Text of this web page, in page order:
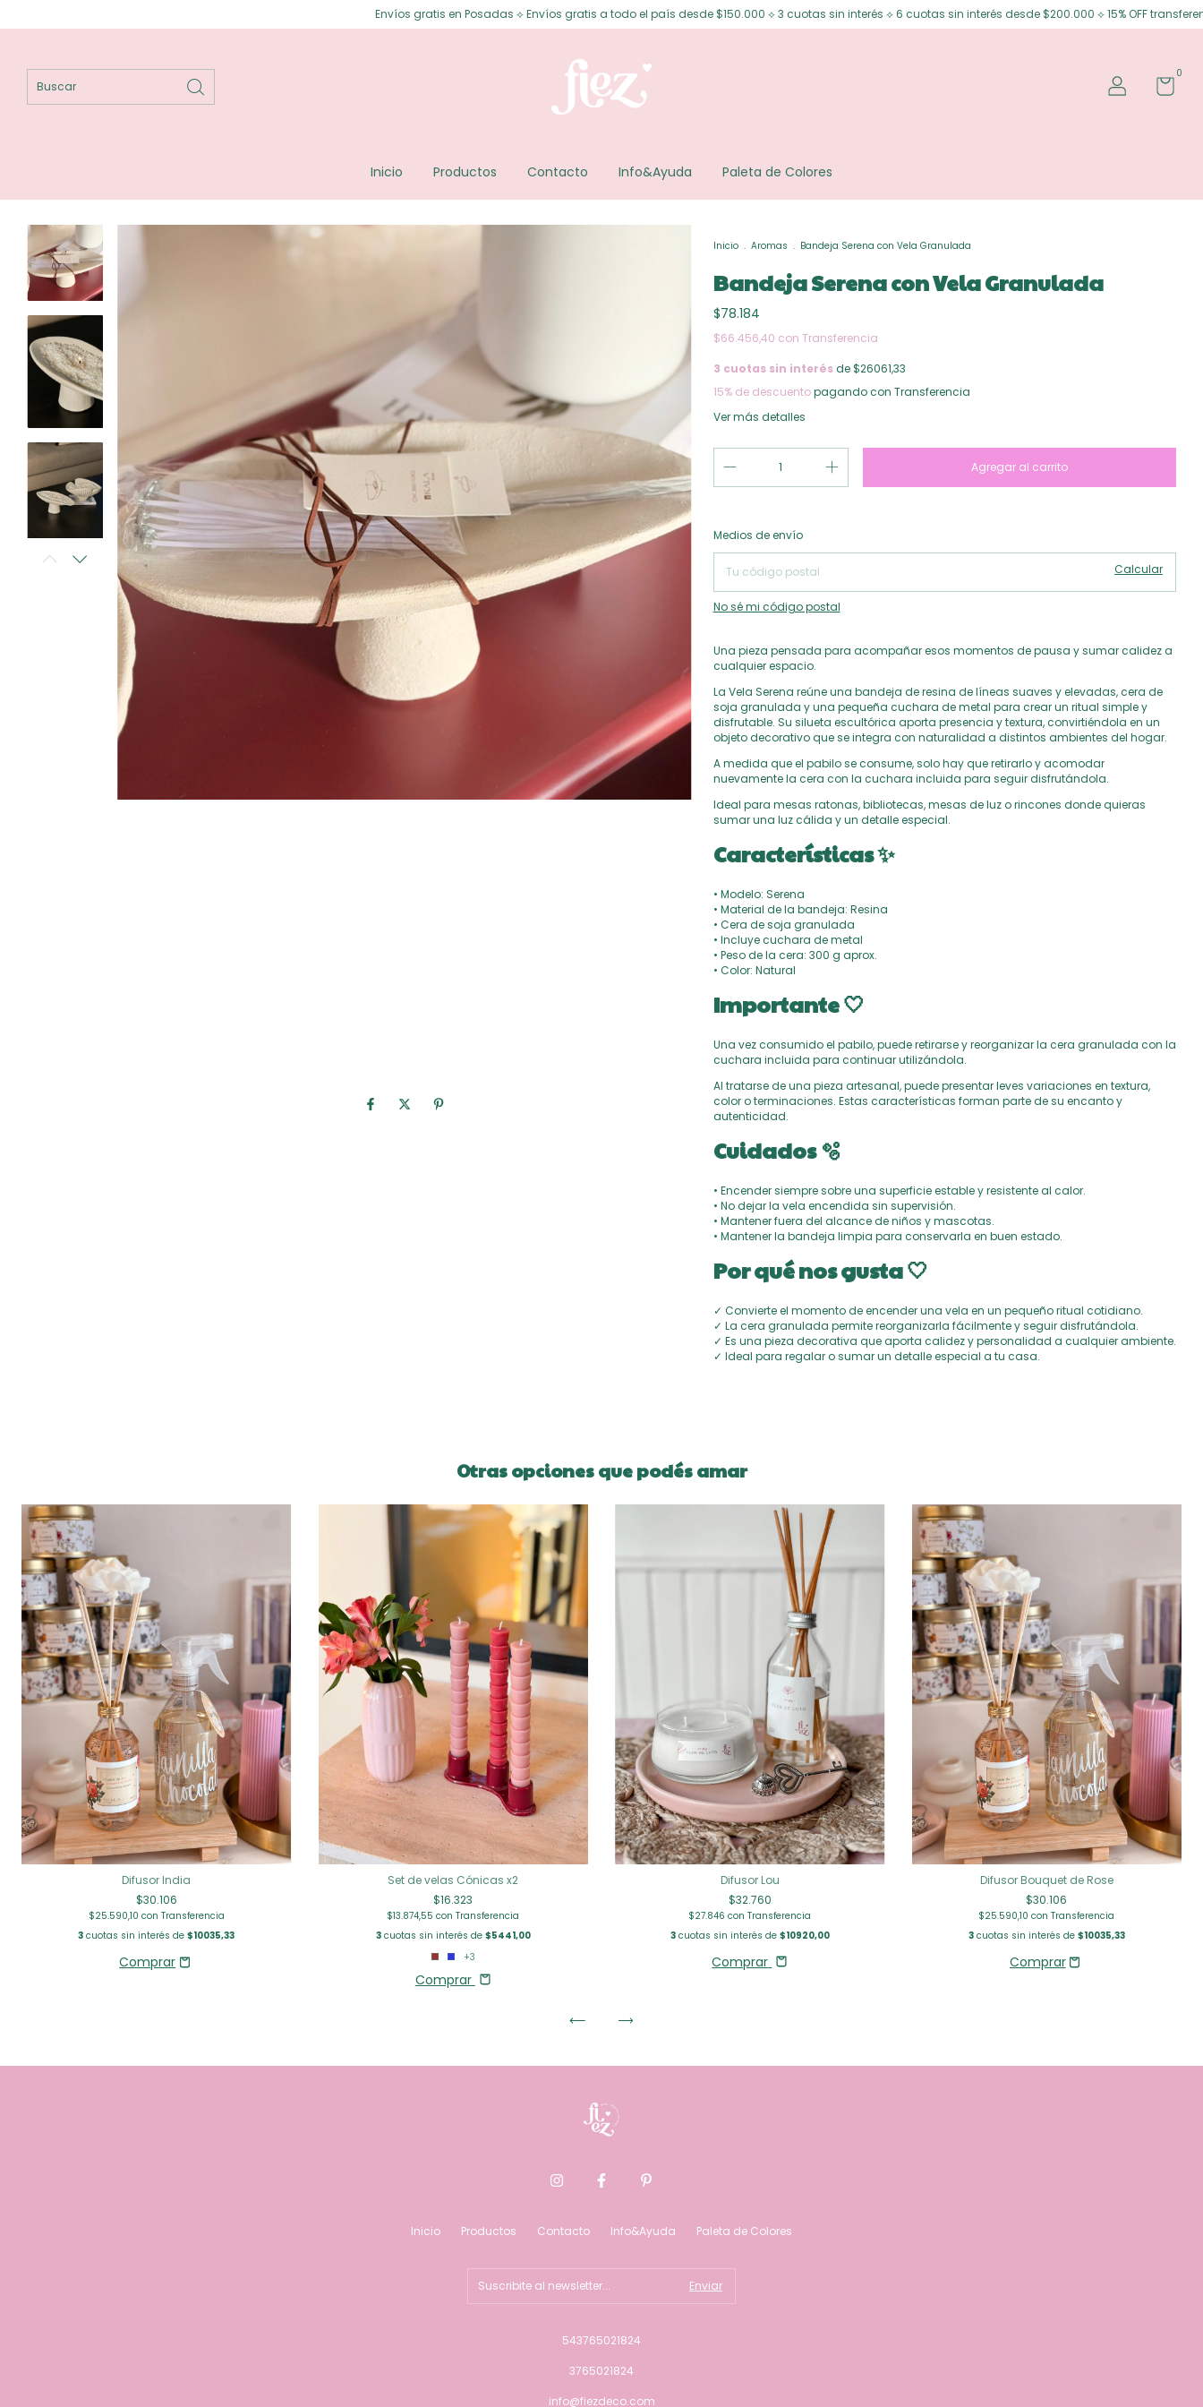
Envíos gratis en Posadas ⟡ Envíos gratis a todo el país desde $150.000 ⟡ 3 cuotas sin interés ⟡ 6 cuotas sin interés desde $200.000 ⟡ 15% OFF transferencia Envíos
0
Inicio Productos Contacto Info&Ayuda Paleta de Colores
Inicio . Aromas . Bandeja Serena con Vela Granulada
Bandeja Serena con Vela Granulada
$78.184
$66.456,40 con Transferencia
3 cuotas sin interésde $26061,33
15% de descuentopagando con Transferencia
Ver más detalles
Entregas para el CP:
Medios de envío
Calcular
No sé mi código postal
Una pieza pensada para acompañar esos momentos de pausa y sumar calidez a
cualquier espacio.
La Vela Serena reúne una bandeja de resina de líneas suaves y elevadas, cera de
soja granulada y una pequeña cuchara de metal para crear un ritual simple y
disfrutable. Su silueta escultórica aporta presencia y textura, convirtiéndola en un
objeto decorativo que se integra con naturalidad a distintos ambientes del hogar.
A medida que el pabilo se consume, solo hay que retirarlo y acomodar
nuevamente la cera con la cuchara incluida para seguir disfrutándola.
Ideal para mesas ratonas, bibliotecas, mesas de luz o rincones donde quieras
sumar una luz cálida y un detalle especial.
Características ✨
• Modelo: Serena
• Material de la bandeja: Resina
• Cera de soja granulada
• Incluye cuchara de metal
• Peso de la cera: 300 g aprox.
• Color: Natural
Importante 🤍
Una vez consumido el pabilo, puede retirarse y reorganizar la cera granulada con la
cuchara incluida para continuar utilizándola.
Al tratarse de una pieza artesanal, puede presentar leves variaciones en textura,
color o terminaciones. Estas características forman parte de su encanto y
autenticidad.
Cuidados 🫧
• Encender siempre sobre una superficie estable y resistente al calor.
• No dejar la vela encendida sin supervisión.
• Mantener fuera del alcance de niños y mascotas.
• Mantener la bandeja limpia para conservarla en buen estado.
Por qué nos gusta 🤍
✓ Convierte el momento de encender una vela en un pequeño ritual cotidiano.
✓ La cera granulada permite reorganizarla fácilmente y seguir disfrutándola.
✓ Es una pieza decorativa que aporta calidez y personalidad a cualquier ambiente.
✓ Ideal para regalar o sumar un detalle especial a tu casa.
Otras opciones que podés amar
Difusor India
$30.106
$25.590,10 con Transferencia
3 cuotas sin interés de$10035,33
Set de velas Cónicas x2
$16.323
$13.874,55con Transferencia
3cuotas sin interés de $5441,00
+3
Comprar
Difusor Lou
$32.760
$27.846con Transferencia
3cuotas sin interés de $10920,00
Comprar
Difusor Bouquet de Rose
$30.106
$25.590,10con Transferencia
3cuotas sin interés de $10035,33
Inicio Productos Contacto Info&Ayuda Paleta de Colores
543765021824
3765021824
info@fiezdeco.com